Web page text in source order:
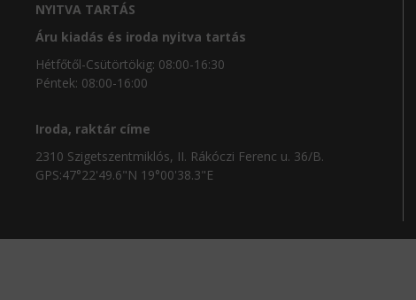
NYITVA TARTÁS
Áru kiadás és iroda nyitva tartás
Hétfőtől-Csütörtökig: 08:00-16:30
Péntek: 08:00-16:00
Iroda, raktár címe
2310 Szigetszentmiklós, II. Rákóczi Ferenc u. 36/B.
GPS:47°22'49.6"N 19°00'38.3"E